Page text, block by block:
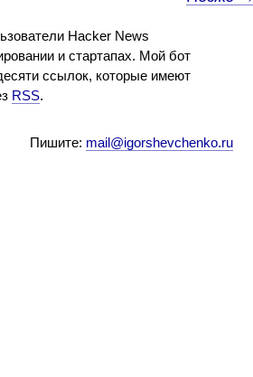
Hacker News
и стартапах. Мой бот
ссылок, которые имеют
RSS.
Пишите: mail@igorshevchenko.ru